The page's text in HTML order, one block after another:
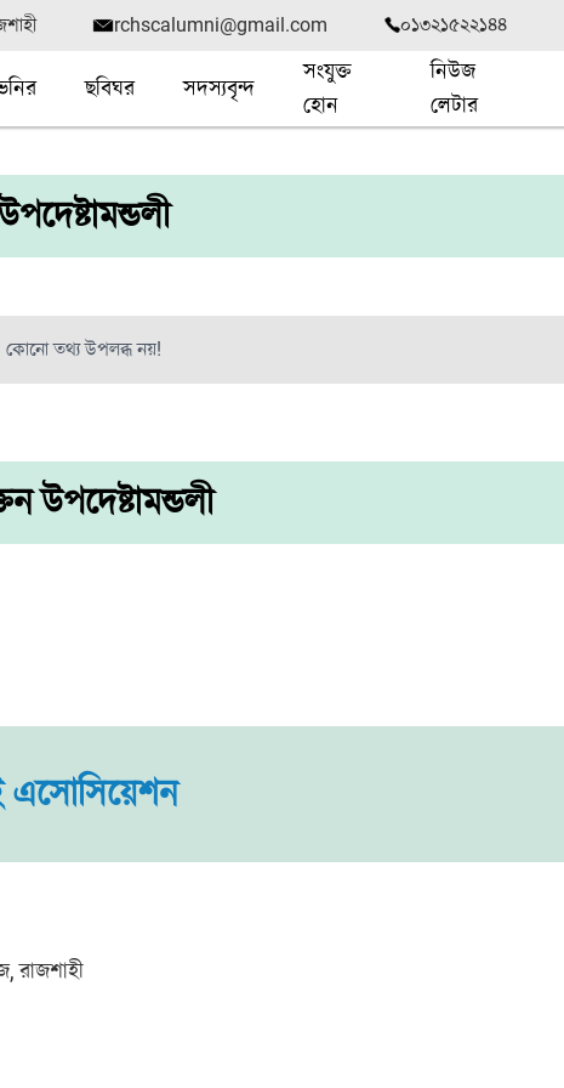
rchscalumni@gmail.com ০১৩২১৫২২১৪৪
ছবিঘর সদস্যবৃন্দ
সংযুক্ত
হোন
নিউজ
লেটার
কোনো তথ্য উপলব্ধ নয়!
উপদেষ্টামন্ডলী
এসোসিয়েশন
রাজশাহী